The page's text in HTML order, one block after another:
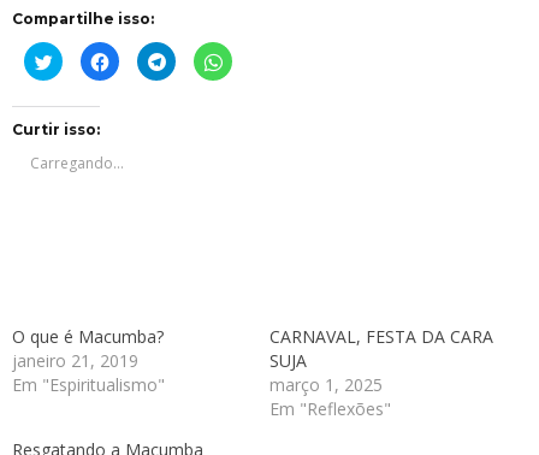
Compartilhe isso:
Clique
para
compartilhar
em
janela)
Clique
para
compartilhar
janela)
Clique
para
compartilhar
Clique
para
Curtir isso:
Carregando...
O que é Macumba?
janeiro 21, 2019
Em "Espiritualismo"
CARNAVAL, FESTA DA CARA
SUJA
março 1, 2025
Em "Reflexões"
Resgatando a Macumba